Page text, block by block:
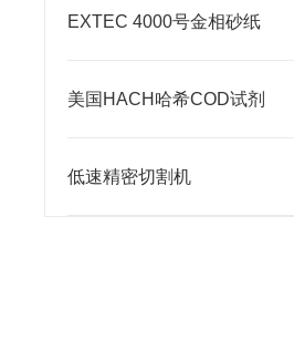
EXTEC 4000号金相砂纸
美国HACH哈希COD试剂
低速精密切割机